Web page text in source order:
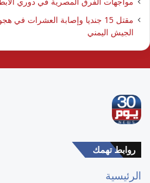
مقتل 15 جنديا وإصابة العشرات
الجيش اليمني
روابط تهمك
الرئيسية